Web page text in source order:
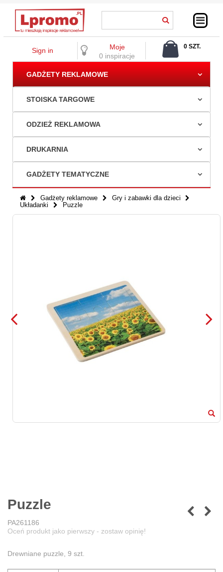
Sign in
Moje
0 inspiracje
0 SZT.
GADŻETY REKLAMOWE
STOISKA TARGOWE
ODZIEŻ REKLAMOWA
DRUKARNIA
GADŻETY TEMATYCZNE
Gadżety reklamowe
Gry i zabawki dla dzieci
Układanki
Puzzle
Puzzle
PA261186
Oceń produkt jako pierwszy - zostaw opinię!
Drewniane puzzle, 9 szt.